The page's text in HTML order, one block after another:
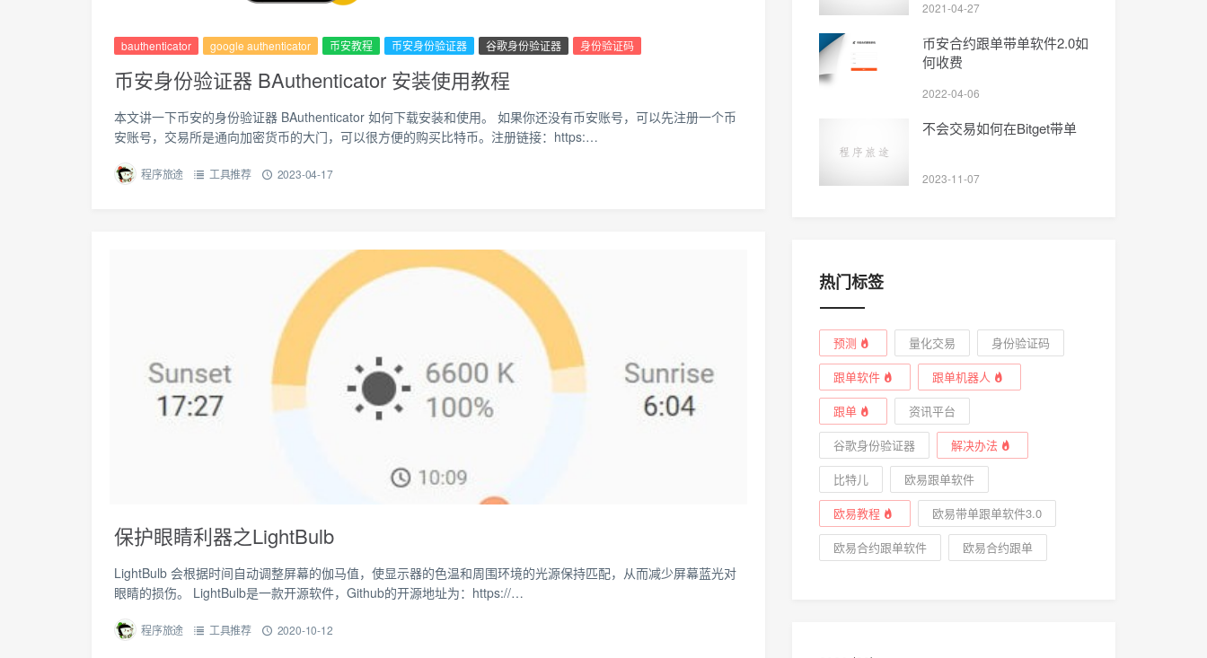
bauthenticator google authenticator 币安教程 币安身份验证器 谷歌身份验证器 身份验证码
币安身份验证器 BAuthenticator 安装使用教程
本文讲一下币安的身份验证器 BAuthenticator 如何下载安装和使用。 如果你还没有币安账号，可以先注册一个币
安账号，交易所是通向加密货币的大门，可以很方便的购买比特币。注册链接：https:…
程序旅途 工具推荐 2023-04-17
保护眼睛利器之LightBulb
LightBulb 会根据时间自动调整屏幕的伽马值，使显示器的色温和周围环境的光源保持匹配，从而减少屏幕蓝光对
眼睛的损伤。 LightBulb是一款开源软件，Github的开源地址为：https://…
程序旅途 工具推荐 2020-10-12
币安合约跟单带单软件2.0如
何收费
2022-04-06
不会交易如何在Bitget带单
跟单软件
跟单机器人
跟单
资讯平台
谷歌身份验证器
解决办法
比特儿
欧易跟单软件
欧易教程
欧易带单跟单软件3.0
欧易合约跟单软件
欧易合约跟单